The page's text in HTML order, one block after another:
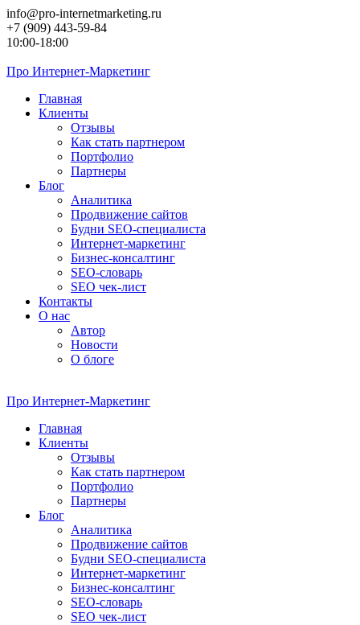
Перейти
к
контенту
info@pro-internetmarketing.ru
+7 (909) 443-59-84
10:00-18:00
Про Интернет-Маркетинг
Главная
Клиенты
Отзывы
Как стать партнером
Портфолио
Партнеры
Блог
Аналитика
Продвижение сайтов
Будни SEO-специалиста
Интернет-маркетинг
Бизнес-консалтинг
SEO-словарь
SEO чек-лист
Контакты
О нас
Автор
Новости
О блоге
Про Интернет-Маркетинг
Главная
Клиенты
Отзывы
Как стать партнером
Портфолио
Партнеры
Блог
Аналитика
Продвижение сайтов
Будни SEO-специалиста
Интернет-маркетинг
Бизнес-консалтинг
SEO-словарь
SEO чек-лист